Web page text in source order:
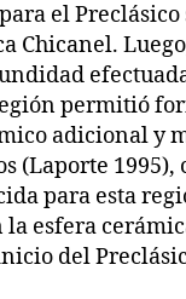
el
Chicanel.
permitió
adicional y
(Laporte 1995),
para esta
la esfera
del